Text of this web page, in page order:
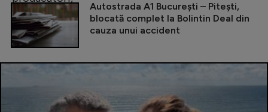
Autostrada A1 București – Pitești,
blocată complet la Bolintin Deal din
cauza unui accident